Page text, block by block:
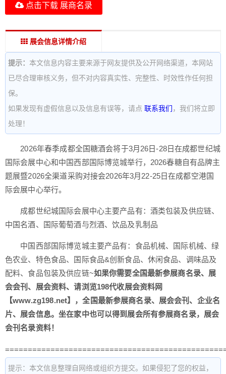
点击下载 展商名录
展会信息详情介绍
提示： 本文信息内容主要来源于网友提供及公开网络渠道，本网站
已尽合理审核义务，但不对内容真实性、完整性、时效性作任何担
保。
如果发现有虚假信息以及信息有误等，请点 联系我们 ，我们将立即
处理！
2026年春季成都全国糖酒会将于3月26日-28日在成都世纪城
国际会展中心和中国西部国际博览城举行，2026春糖自有品牌主
题展暨2026全渠道采购对接会2026年3月22-25日在成都空港国
际会展中心举行。
成都世纪城国际会展中心主要产品有：酒类包装及供应链、
中国名酒、国际葡萄酒与烈酒、饮品及乳制品
中国西部国际博览城主要产品有：食品机械、国际机械、绿
色农业、特色食品、国际食品&创新食品、休闲食品、调味品及
配料、食品包装及供应链~如果你需要全国最新参展商名录、展
会会刊、展会资料、请浏览198代收展会资料网
【www.zg198.net】，全国最新参展商名录、展会会刊、企业名
片、展会信息。坐在家中也可以得到展会所有参展商名录，展会
会刊名录资料！
提示：本文信息整理自网络或组织方提交。如果侵犯了您的权益，